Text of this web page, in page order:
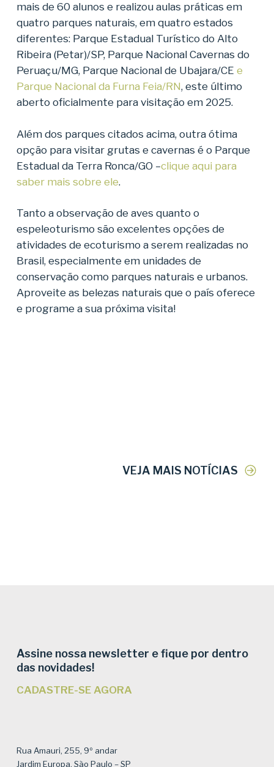
mais de 60 alunos e realizou aulas práticas em
quatro parques naturais, em quatro estados
diferentes: Parque Estadual Turístico do Alto
Ribeira (Petar)/SP, Parque Nacional Cavernas do
Peruaçu/MG, Parque Nacional de Ubajara/CE e
Parque Nacional da Furna Feia/RN, este último
aberto oficialmente para visitação em 2025.
Além dos parques citados acima, outra ótima
opção para visitar grutas e cavernas é o Parque
Estadual da Terra Ronca/GO –clique aqui para
saber mais sobre ele.
Tanto a observação de aves quanto o
espeleoturismo são excelentes opções de
atividades de ecoturismo a serem realizadas no
Brasil, especialmente em unidades de
conservação como parques naturais e urbanos.
Aproveite as belezas naturais que o país oferece
e programe a sua próxima visita!
VEJA MAIS NOTÍCIAS
Assine nossa newsletter e fique por dentro
das novidades!
CADASTRE-SE AGORA
Rua Amauri, 255, 9º andar
Jardim Europa, São Paulo – SP